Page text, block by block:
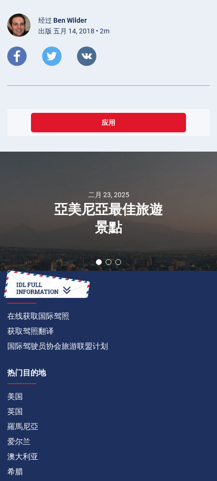
经过 Ben Wilder
出版 五月 14, 2018 • 2m
应用
二月 23, 2025
亞美尼亞最佳旅遊
景點
如何
在线获取国际驾照
获取驾照翻译
国际驾驶员协会旅游联盟计划
热门目的地
美国
英国
羅馬尼亞
爱尔兰
澳大利亚
希腊